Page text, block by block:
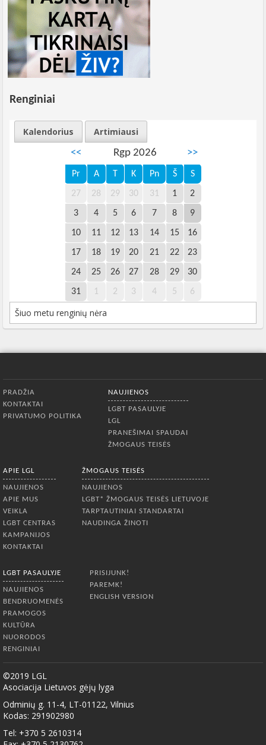
Renginiai
Kalendorius
Artimiausi
<<
Rgp 2026 >>
Pr A T K Pn Š S
27 28 29 30 31 1 2
3 4 5 6 7 8 9
10 11 12 13 14 15 16
17 18 19 20 21 22 23
24 25 26 27 28 29 30
31 1 2 3 4 5 6
Šiuo metu renginių nėra
PRADŽIA
KONTAKTAI
PRIVATUMO POLITIKA
NAUJIENOS
LGBT PASAULYJE
LGL
PRANEŠIMAI SPAUDAI
ŽMOGAUS TEISĖS
APIE LGL
NAUJIENOS
APIE MUS
VEIKLA
LGBT CENTRAS
KAMPANIJOS
KONTAKTAI
ŽMOGAUS TEISĖS
NAUJIENOS
LGBT* ŽMOGAUS TEISĖS LIETUVOJE
TARPTAUTINIAI STANDARTAI
NAUDINGA ŽINOTI
LGBT PASAULYJE
NAUJIENOS
BENDRUOMENĖS
PRAMOGOS
KULTŪRA
NUORODOS
RENGINIAI
PRISIJUNK!
PAREMK!
ENGLISH VERSION
©2019 LGL
Asociacija Lietuvos gėjų lyga
Odminių g. 11-4, LT-01122, Vilnius
Kodas: 291902980
Tel: +370 5 2610314